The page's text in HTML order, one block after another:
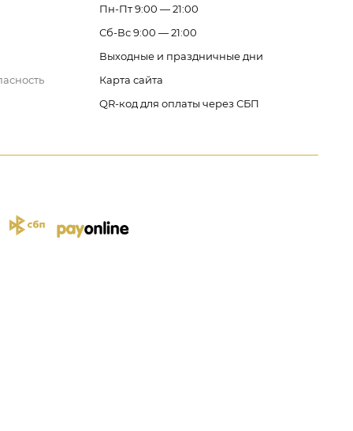
Пн-Пт 9:00 — 21:00
Сб-Вс 9:00 — 21:00
Выходные и праздничные дни
Карта сайта
QR-код для оплаты через СБП